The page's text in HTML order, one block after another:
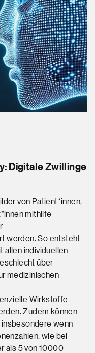
Digitale Zwillinge
von Patient*innen,
mithilfe
werden. So entsteht
allen individuellen
über
medizinischen
Wirkstoffe
Zudem können
insbesondere wenn
wie bei
als 5 von 10000